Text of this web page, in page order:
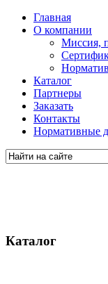
Главная
О компании
Миссия,
Каталог
Партнеры
Заказать
Контакты
Нормативные
Каталог